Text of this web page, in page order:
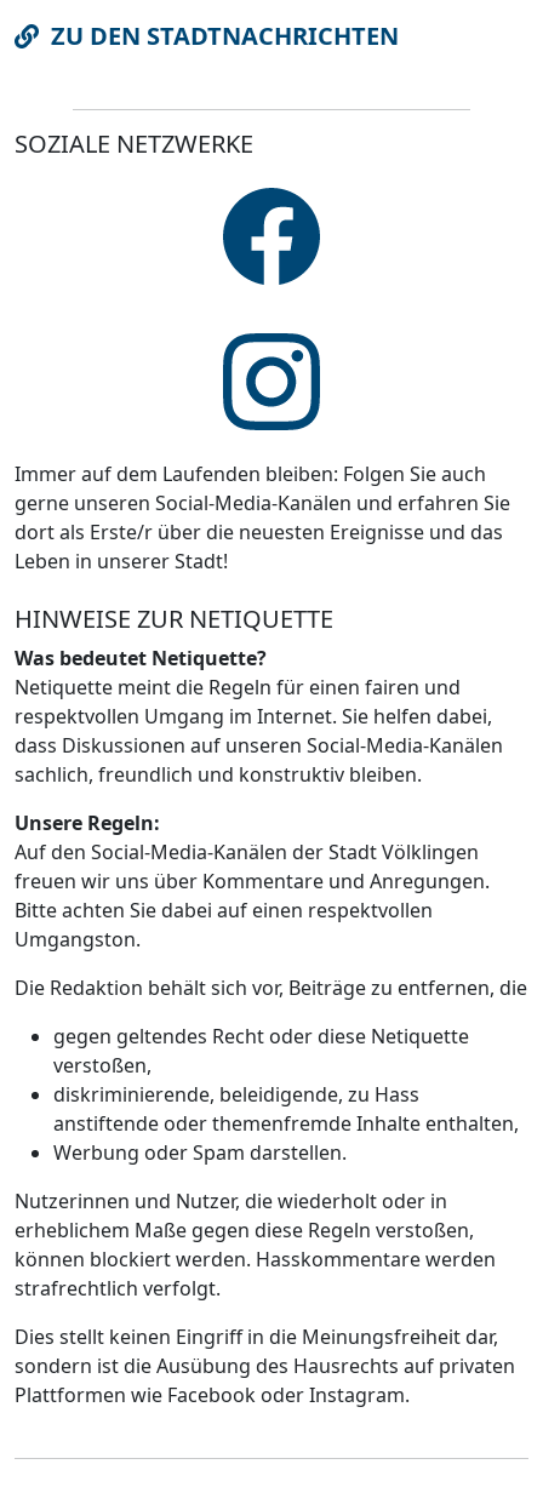
ZU DEN STADTNACHRICHTEN
SOZIALE NETZWERKE
Immer auf dem Laufenden bleiben: Folgen Sie auch
gerne unseren Social-Media-Kanälen und erfahren Sie
dort als Erste/r über die neuesten Ereignisse und das
Leben in unserer Stadt!
HINWEISE ZUR NETIQUETTE
Was bedeutet Netiquette?
Netiquette meint die Regeln für einen fairen und
respektvollen Umgang im Internet. Sie helfen dabei,
dass Diskussionen auf unseren Social-Media-Kanälen
sachlich, freundlich und konstruktiv bleiben.
Unsere Regeln:
Auf den Social-Media-Kanälen der Stadt Völklingen
freuen wir uns über Kommentare und Anregungen.
Bitte achten Sie dabei auf einen respektvollen
Umgangston.
Die Redaktion behält sich vor, Beiträge zu entfernen, die
gegen geltendes Recht oder diese Netiquette
verstoßen,
diskriminierende, beleidigende, zu Hass
anstiftende oder themenfremde Inhalte enthalten,
Werbung oder Spam darstellen.
Nutzerinnen und Nutzer, die wiederholt oder in
erheblichem Maße gegen diese Regeln verstoßen,
können blockiert werden. Hasskommentare werden
strafrechtlich verfolgt.
Dies stellt keinen Eingriff in die Meinungsfreiheit dar,
sondern ist die Ausübung des Hausrechts auf privaten
Plattformen wie Facebook oder Instagram.